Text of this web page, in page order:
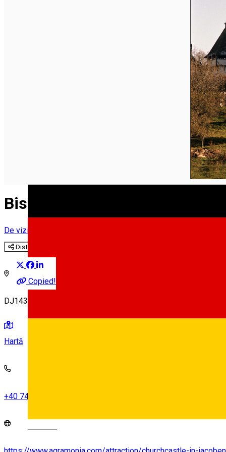
Biserica fortificată din
De vizitat în județul Sibiu
Distribuie
Copied!
DJ143, Iacobeni 557109, Romania
Hartă
+40 741 928 545